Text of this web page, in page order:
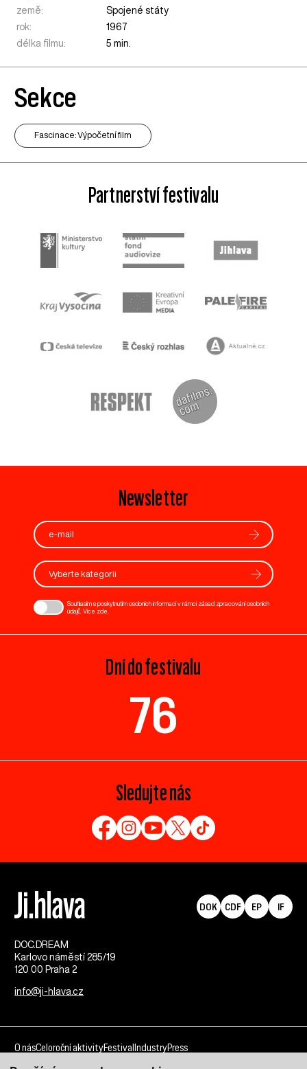
země:
Spojené státy
rok:
1967
délka filmu:
5 min.
Sekce
Fascinace: Výpočetní film
Partnerství festivalu
Newsletter
Vyberte kategorii
Souhlasím s poskytnutím osobních informací v rámci zásad zpracování osobních
údajů. Více zde
Dní do festivalu
76
Sledujte nás
DOC.DREAM​
Karlovo náměstí 285/19
120 00 Praha 2
info@ji-hlava.cz
DOK CDF EP IF
O násCeloroční aktivityFestival IndustryPress